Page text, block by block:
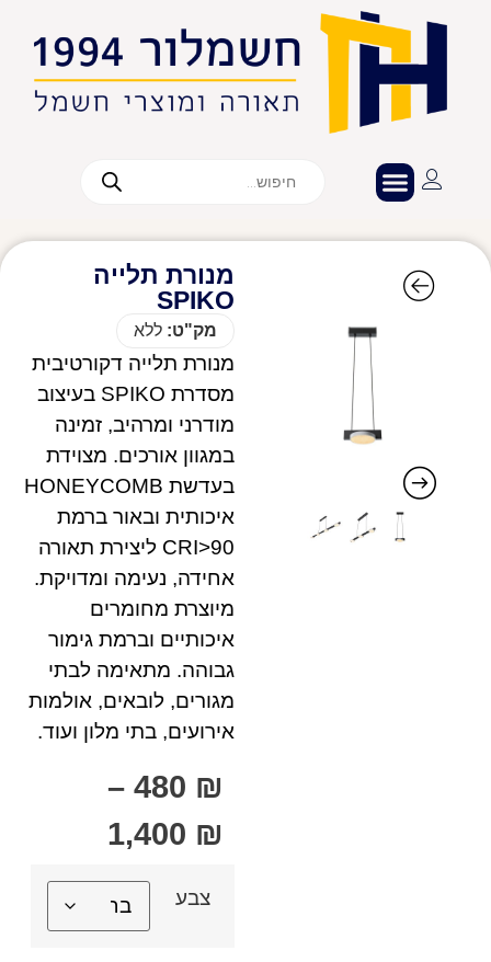
מנורת תלייה
SPIKO
מק"ט: ללא
מנורת תלייה דקורטיבית
מסדרת SPIKO בעיצוב
מודרני ומרהיב, זמינה
במגוון אורכים. מצוידת
בעדשת HONEYCOMB
איכותית ובאור ברמת
CRI>90 ליצירת תאורה
אחידה, נעימה ומדויקת.
מיוצרת מחומרים
איכותיים וברמת גימור
גבוהה. מתאימה לבתי
מגורים, לובאים, אולמות
אירועים, בתי מלון ועוד.
480 ₪
–
1,400 ₪
צבע